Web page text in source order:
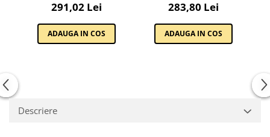
Cadouri pentru Doctori
Cadouri pentru Sfânta Maria
STREAMLINE, ST.1.10196.6
291,02 Lei
ADAUGA IN COS
STREAMLINE, ST.1.10197.4
283,80 Lei
ADAUGA IN COS
Descriere